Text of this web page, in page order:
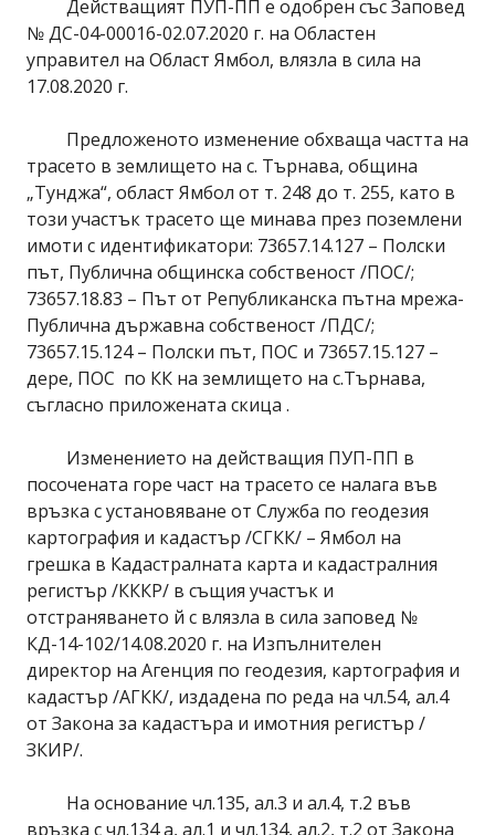
Действащият ПУП-ПП е одобрен със Заповед
№ ДС-04-00016-02.07.2020 г. на Областен
управител на Област Ямбол, влязла в сила на
17.08.2020 г.
Предложеното изменение обхваща частта на
трасето в землището на с. Търнава, община
„Тунджа“, област Ямбол от т. 248 до т. 255, като в
този участък трасето ще минава през поземлени
имоти с идентификатори: 73657.14.127 – Полски
път, Публична общинска собственост /ПОС/;
73657.18.83 – Път от Републиканска пътна мрежа-
Публична държавна собственост /ПДС/;
73657.15.124 – Полски път, ПОС и 73657.15.127 –
дере, ПОС по КК на землището на с.Търнава,
съгласно приложената скица .
Изменението на действащия ПУП-ПП в
посочената горе част на трасето се налага във
връзка с установяване от Служба по геодезия
картография и кадастър /СГКК/ – Ямбол на
грешка в Кадастралната карта и кадастралния
регистър /КККР/ в същия участък и
отстраняването й с влязла в сила заповед №
КД-14-102/14.08.2020 г. на Изпълнителен
директор на Агенция по геодезия, картография и
кадастър /АГКК/, издадена по реда на чл.54, ал.4
от Закона за кадастъра и имотния регистър /
ЗКИР/.
На основание чл.135, ал.3 и ал.4, т.2 във
връзка с чл.134 а, ал.1 и чл.134, ал.2, т.2 от Закона